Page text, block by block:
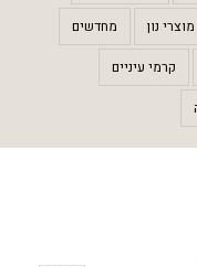
מוצרי נון מחדשים
קרמי עיניים